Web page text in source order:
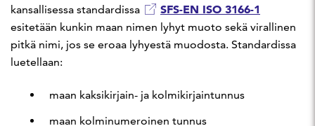
kansallisessa standardissa
SFS-EN ISO 3166-1
esitetään kunkin maan nimen lyhyt muoto sekä virallinen
pitkä nimi, jos se eroaa lyhyestä muodosta. Standardissa
luetellaan:
maan kaksikirjain- ja kolmikirjaintunnus
maan kolminumeroinen tunnus